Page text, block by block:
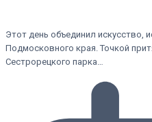
Этот день объединил искусство,
Подмосковного края. Точкой
Сестрорецкого парка…